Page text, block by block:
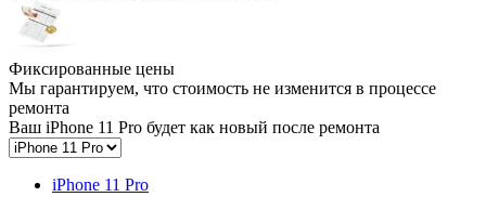
Фиксированные цены
Мы гарантируем, что стоимость не изменится в процессе
ремонта
Ваш iPhone 11 Pro будет как новый после ремонта
iPhone 11 Pro